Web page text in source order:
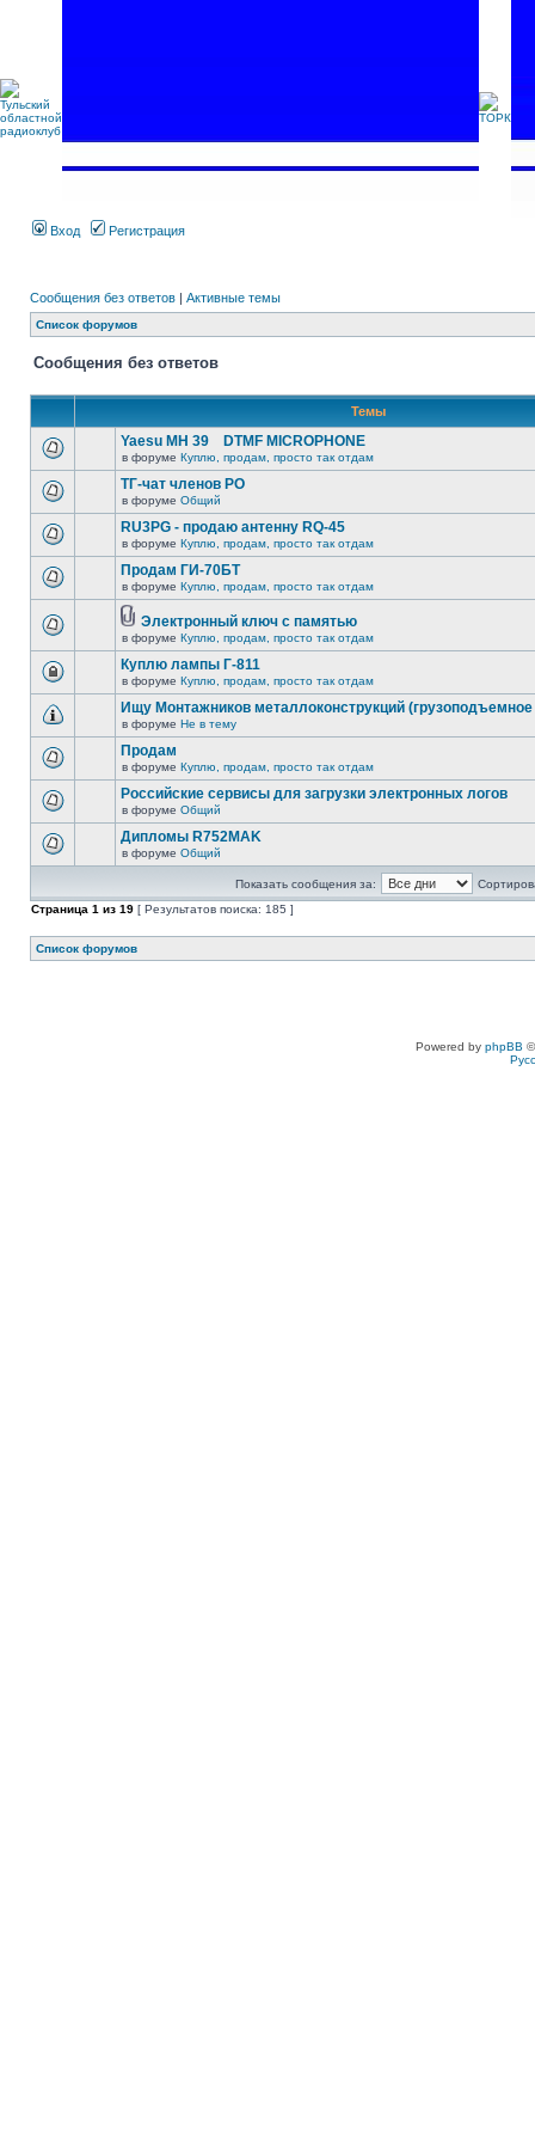
Вход Регистрация
Сообщения без ответов | Активные темы
Список форумов
Сообщения без ответов
Темы
Yaesu MH 39 DTMF MICROPHONE
в форуме Куплю, продам, просто так отдам
ТГ-чат членов РО
в форуме Общий
RU3PG - продаю антенну RQ-45
в форуме Куплю, продам, просто так отдам
Продам ГИ-70БТ
в форуме Куплю, продам, просто так отдам
Электронный ключ с памятью
в форуме Куплю, продам, просто так отдам
Куплю лампы Г-811
в форуме Куплю, продам, просто так отдам
Ищу Монтажников металлоконструкций
в форуме Не в тему
Продам
в форуме Куплю, продам, просто так отдам
Российские сервисы для загрузки электронных логов
в форуме Общий
Дипломы R752MAK
в форуме Общий
Показать сообщения за:
Страница 1 из 19 [ Результатов поиска: 185 ]
Список форумов
Powered by phpBB